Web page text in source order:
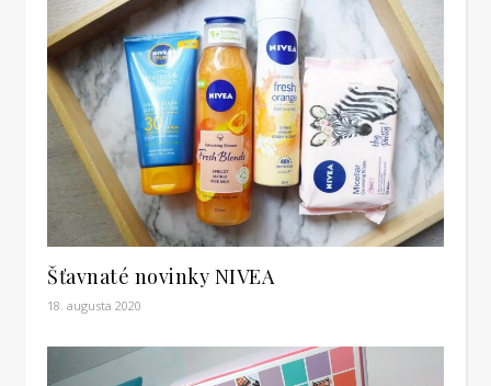
Šťavnaté novinky NIVEA
18. augusta 2020